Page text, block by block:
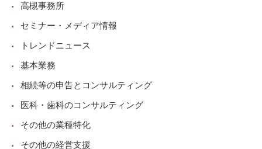
高槻事務所
セミナー・メディア情報
トレンドニュース
基本業務
相続等の申告とコンサルティング
医科・歯科のコンサルティング
その他の業種特化
その他の経営支援